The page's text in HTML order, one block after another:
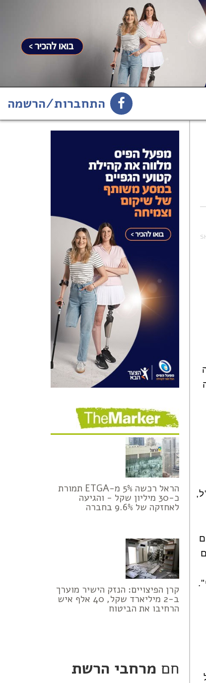
התחברות/הרשמה
הירשמו לניוזלטר 1
הראל רכשה 5% מ-ETGA תמורת
כ-30 מיליון שקל - והגיעה
לאחזקה של 9.6% בחברה
קרן הפיצויים: הנזק הישיר מוערך
ב-2 מיליארד שקל, 40 אלף איש
הרחיבו את הביטוח
חם מרחבי הרשת